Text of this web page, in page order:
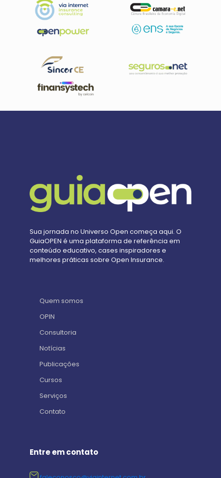
Sua jornada no Universo Open começa aqui. O
GuiaOPEN é uma plataforma de referência em
conteúdo educativo, cases inspiradores e
melhores práticas sobre Open Insurance.
Quem somos
OPIN
Consultoria
Notícias
Publicações
Cursos
Serviços
Contato
Entre em contato